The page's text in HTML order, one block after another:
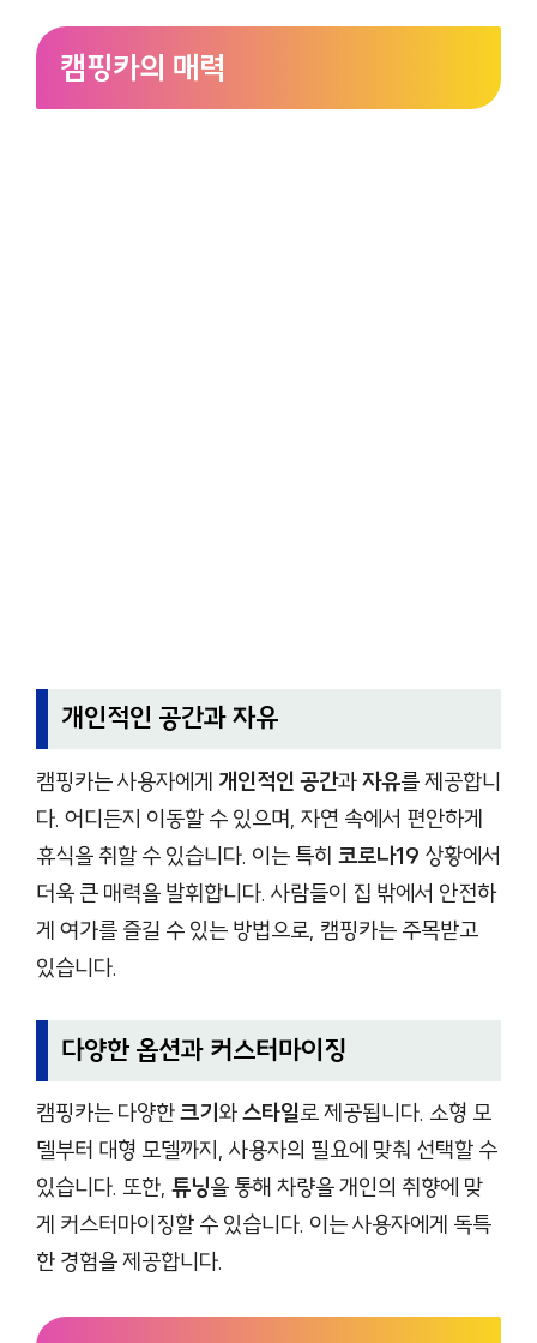
캠핑카의 매력
개인적인 공간과 자유
캠핑카는 사용자에게 개인적인 공간과자유를 제공합니
다. 어디든지 이동할 수 있으며, 자연 속에서 편안하게
휴식을 취할 수 있습니다. 이는 특히 코로나19 상황에서
더욱 큰 매력을 발휘합니다. 사람들이 집 밖에서 안전하
게 여가를 즐길 수 있는 방법으로, 캠핑카는 주목받고
있습니다.
다양한 옵션과 커스터마이징
캠핑카는 다양한크기와스타일로 제공됩니다. 소형 모
델부터 대형 모델까지, 사용자의 필요에 맞춰 선택할 수
있습니다. 또한, 튜닝을 통해 차량을 개인의 취향에 맞
게 커스터마이징할 수 있습니다. 이는 사용자에게 독특
한 경험을 제공합니다.